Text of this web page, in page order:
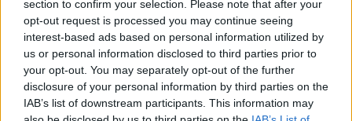
section to confirm your selection. Please note that after your
opt-out request is processed you may continue seeing
interest-based ads based on personal information utilized by
us or personal information disclosed to third parties prior to
your opt-out. You may separately opt-out of the further
disclosure of your personal information by third parties on the
IAB’s list of downstream participants. This information may
PIÙ INFORMAZIONI SU
museo parisi valle
maccagno
LEGGI GLI ALTRI ARTICOLI DI
CULTURA